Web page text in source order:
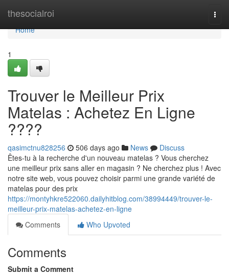
thesocialroi
Home
Home
1
Trouver le Meilleur Prix
Matelas : Achetez En Ligne
????️
qasimctnu828256 506 days ago News
Discuss
Êtes-tu à la recherche d'un nouveau matelas ? Vous cherchez
une meilleur prix sans aller en magasin ? Ne cherchez plus ! Avec
notre site web, vous pouvez choisir parmi une grande variété de
matelas pour des prix
https://montyhkre522060.dailyhitblog.com/38994449/trouver-le-
meilleur-prix-matelas-achetez-en-ligne
Comments
Who Upvoted
Comments
Submit a Comment